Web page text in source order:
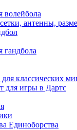
волейбола
антенны,
гандбола
классических
для игры в Дартс
Единоборства